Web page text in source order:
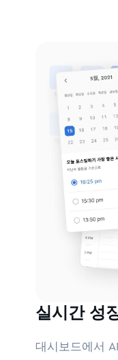
실시간 성
대시보드에서